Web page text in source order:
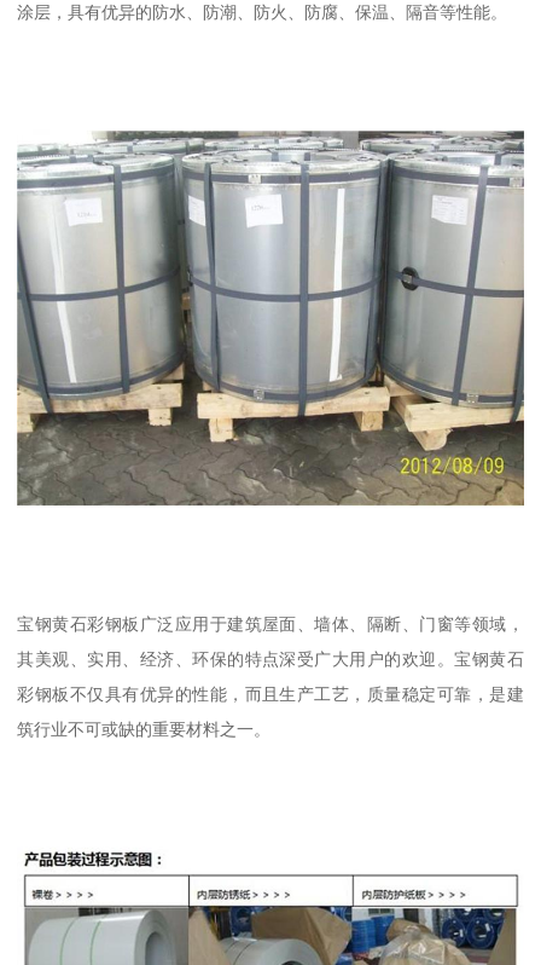
涂层，具有优异的防水、防潮、防火、防腐、保温、隔音等性能。
宝钢黄石彩钢板广泛应用于建筑屋面、墙体、隔断、门窗等领域，
其美观、实用、经济、环保的特点深受广大用户的欢迎。宝钢黄石
彩钢板不仅具有优异的性能，而且生产工艺，质量稳定可靠，是建
筑行业不可或缺的重要材料之一。